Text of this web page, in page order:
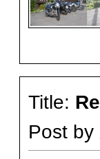
Title:
Post by